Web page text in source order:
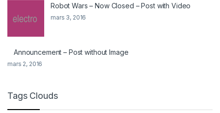
Robot Wars – Now Closed – Post with Video
mars 3, 2016
Announcement – Post without Image
mars 2, 2016
Tags Clouds